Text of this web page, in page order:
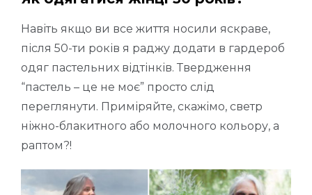
Навіть якщо ви все життя носили яскраве,
після 50-ти років я раджу додати в гардероб
одяг пастельних відтінків. Твердження
“пастель – це не моє” просто слід
переглянути. Приміряйте, скажімо, светр
ніжно-блакитного або молочного кольору, а
раптом?!